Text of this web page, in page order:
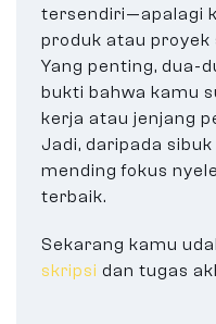
tersendiri—apalagi
produk atau proyek
Yang penting, dua-
bukti bahwa kamu
kerja atau jenjang
Jadi, daripada
mending fokus
terbaik.
Sekarang kamu
skripsi dan tugas